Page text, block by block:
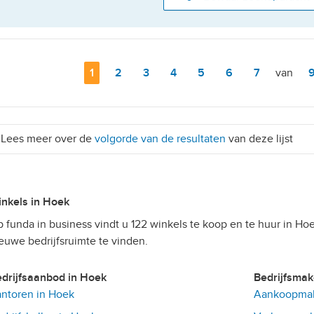
Pagina
1 Pagina
2 Pagina
3 Pagina
4 Pagina
5 Pagina
6 Pagina
7 van
Lees meer over de volgorde van de resultaten van deze lijst
in Hoek
funda in business vindt u 122 winkels te koop en te huur in
bedrijfsruimte te vinden.
in Hoek
in Hoek